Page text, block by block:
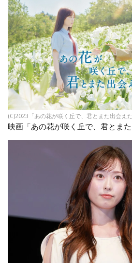
(C)2023「あの花が咲く丘で、君とまた出会え
映画「あの花が咲く丘で、君とま